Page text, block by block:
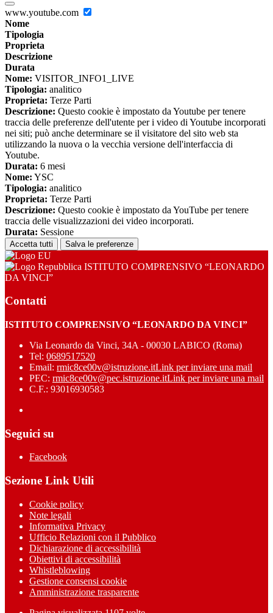
www.youtube.com
Nome
Tipologia
Proprieta
Descrizione
Durata
Nome: VISITOR_INFO1_LIVE
Tipologia: analitico
Proprieta: Terze Parti
Descrizione: Questo cookie è impostato da Youtube per tenere
traccia delle preferenze dell'utente per i video di Youtube incorporati
nei siti; può anche determinare se il visitatore del sito web sta
utilizzando la nuova o la vecchia versione dell'interfaccia di
Youtube.
Durata: 6 mesi
Nome: YSC
Tipologia: analitico
Proprieta: Terze Parti
Descrizione: Questo cookie è impostato da YouTube per tenere
traccia delle visualizzazioni dei video incorporati.
Durata: Sessione
Accetta tutti Salva le preferenze
ISTITUTO COMPRENSIVO “LEONARDO
DA VINCI”
Contatti
ISTITUTO COMPRENSIVO “LEONARDO DA VINCI”
Via Leonardo da Vinci, 34A - 00030 LABICO (Roma)
Tel: 0689517520
Email: rmic8ce00v@istruzione.itLink per inviare una mail
PEC: rmic8ce00v@pec.istruzione.itLink per inviare una mail
C.F.: 93016930583
Seguici su
Facebook
Sezione Link Utili
Cookie policy
Note legali
Informativa Privacy
Ufficio Relazioni con il Pubblico
Dichiarazione di accessibilità
Obiettivi di accessibilità
Whistleblowing
Gestione consensi cookie
Amministrazione trasparente